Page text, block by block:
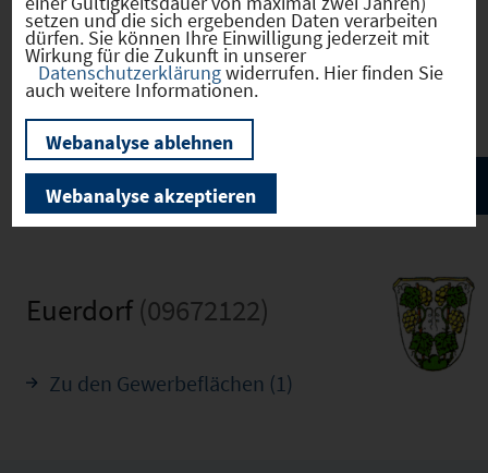
Kommunale Infrastruktur
Euerdorf (09672122)
Zu den Gewerbeflächen (1)
setzen und die sich ergebenden Daten verarbeiten
dürfen. Sie können Ihre Einwilligung jederzeit mit
Wirkung für die Zukunft in unserer
Datenschutzerklärungwiderrufen. Hier finden Sie
auch weitere Informationen.
Webanalyse ablehnen
Webanalyse akzeptieren